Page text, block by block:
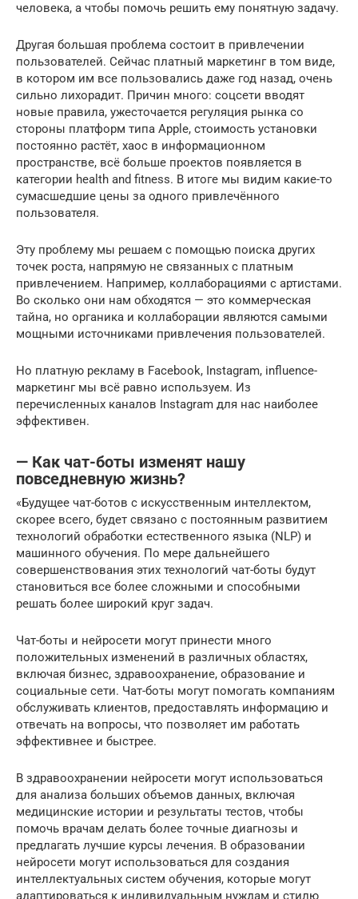
человека, а чтобы помочь решить ему понятную задачу.
Другая большая проблема состоит в привлечении
пользователей. Сейчас платный маркетинг в том виде,
в котором им все пользовались даже год назад, очень
сильно лихорадит. Причин много: соцсети вводят
новые правила, ужесточается регуляция рынка со
стороны платформ типа Apple, стоимость установки
постоянно растёт, хаос в информационном
пространстве, всё больше проектов появляется в
категории health and fitness. В итоге мы видим какие-то
сумасшедшие цены за одного привлечённого
пользователя.
Эту проблему мы решаем с помощью поиска других
точек роста, напрямую не связанных с платным
привлечением. Например, коллаборациями с артистами.
Во сколько они нам обходятся — это коммерческая
тайна, но органика и коллаборации являются самыми
мощными источниками привлечения пользователей.
Но платную рекламу в Facebook, Instagram, influence-
маркетинг мы всё равно используем. Из
перечисленных каналов Instagram для нас наиболее
эффективен.
— Как чат-боты изменят нашу
повседневную жизнь?
«Будущее чат-ботов с искусственным интеллектом,
скорее всего, будет связано с постоянным развитием
технологий обработки естественного языка (NLP) и
машинного обучения. По мере дальнейшего
совершенствования этих технологий чат-боты будут
становиться все более сложными и способными
решать более широкий круг задач.
Чат-боты и нейросети могут принести много
положительных изменений в различных областях,
включая бизнес, здравоохранение, образование и
социальные сети. Чат-боты могут помогать компаниям
обслуживать клиентов, предоставлять информацию и
отвечать на вопросы, что позволяет им работать
эффективнее и быстрее.
В здравоохранении нейросети могут использоваться
для анализа больших объемов данных, включая
медицинские истории и результаты тестов, чтобы
помочь врачам делать более точные диагнозы и
предлагать лучшие курсы лечения. В образовании
нейросети могут использоваться для создания
интеллектуальных систем обучения, которые могут
адаптироваться к индивидуальным нуждам и стилю